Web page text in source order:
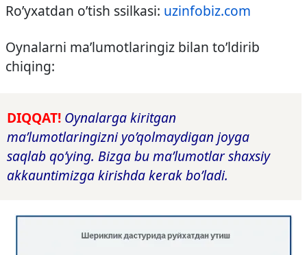
Ro’yxatdan o’tish ssilkasi: uzinfobiz.com
Oynalarni ma’lumotlaringiz bilan to’ldirib
chiqing:
DIQQAT! Oynalarga kiritgan
ma’lumotlaringizni yo’qolmaydigan joyga
saqlab qo’ying. Bizga bu ma’lumotlar shaxsiy
akkauntimizga kirishda kerak bo’ladi.